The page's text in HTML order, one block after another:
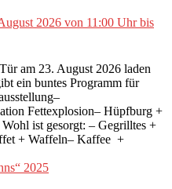
2026 von 11:00 Uhr bis
am 23. August 2026 laden
ein buntes Programm für
Fettexplosion– Hüpfburg +
ist gesorgt: – Gegrilltes +
+ Waffeln– Kaffee +
2025